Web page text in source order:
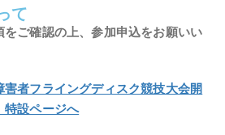
て
をご確認の上、参加申込をお願いい
者フライングディスク競技大会開
設ページへ